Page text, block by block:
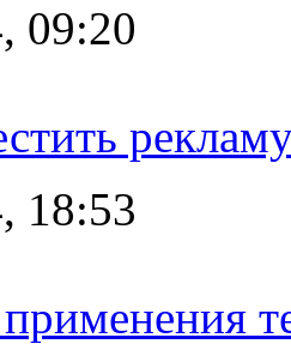
09:20
18:53